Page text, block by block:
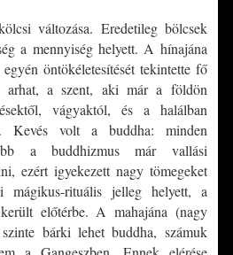
változása. Eredetileg bölcsek
a mennyiség helyett. A hínajána
öntökéletesítését tekintette fő
arhat, a szent, aki már a földön
vágyaktól, és a halálban
Kevés volt a buddha: minden
a buddhizmus már vallási
ezért igyekezett nagy tömegeket
mágikus-rituális jelleg helyett, a
előtérbe. A mahajána (nagy
bárki lehet buddha, számuk